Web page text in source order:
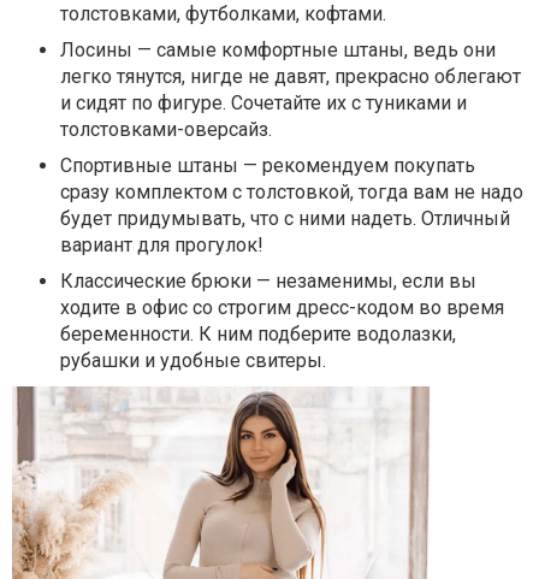
толстовками, футболками, кофтами.
Лосины — самые комфортные штаны, ведь они
легко тянутся, нигде не давят, прекрасно облегают
и сидят по фигуре. Сочетайте их с туниками и
толстовками-оверсайз.
Спортивные штаны — рекомендуем покупать
сразу комплектом с толстовкой, тогда вам не надо
будет придумывать, что с ними надеть. Отличный
вариант для прогулок!
Классические брюки — незаменимы, если вы
ходите в офис со строгим дресс-кодом во время
беременности. К ним подберите водолазки,
рубашки и удобные свитеры.